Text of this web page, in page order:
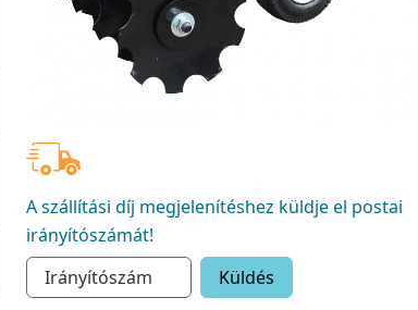
A szállítási díj megjelenítéshez küldje el postai
irányítószámát!
Küldés